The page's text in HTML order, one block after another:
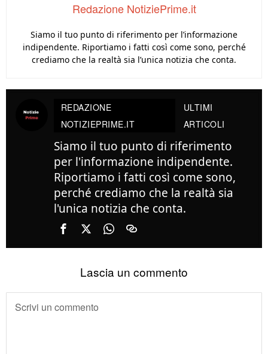
Redazione NotiziePrime.it
Siamo il tuo punto di riferimento per l’informazione
indipendente. Riportiamo i fatti così come sono, perché
crediamo che la realtà sia l’unica notizia che conta.
REDAZIONE
NOTIZIEPRIME.IT
ULTIMI
ARTICOLI
Siamo il tuo punto di riferimento
per l'informazione indipendente.
Riportiamo i fatti così come sono,
perché crediamo che la realtà sia
l'unica notizia che conta.
Lascia un commento